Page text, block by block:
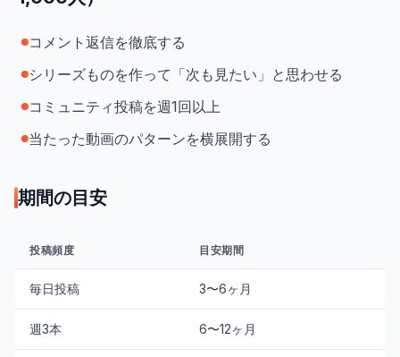
コメント返信を徹底する
シリーズものを作って「次も見たい」と思わせる
コミュニティ投稿を週1回以上
当たった動画のパターンを横展開する
期間の目安
投稿頻度 目安期間
毎日投稿 3〜6ヶ月
週3本 6〜12ヶ月